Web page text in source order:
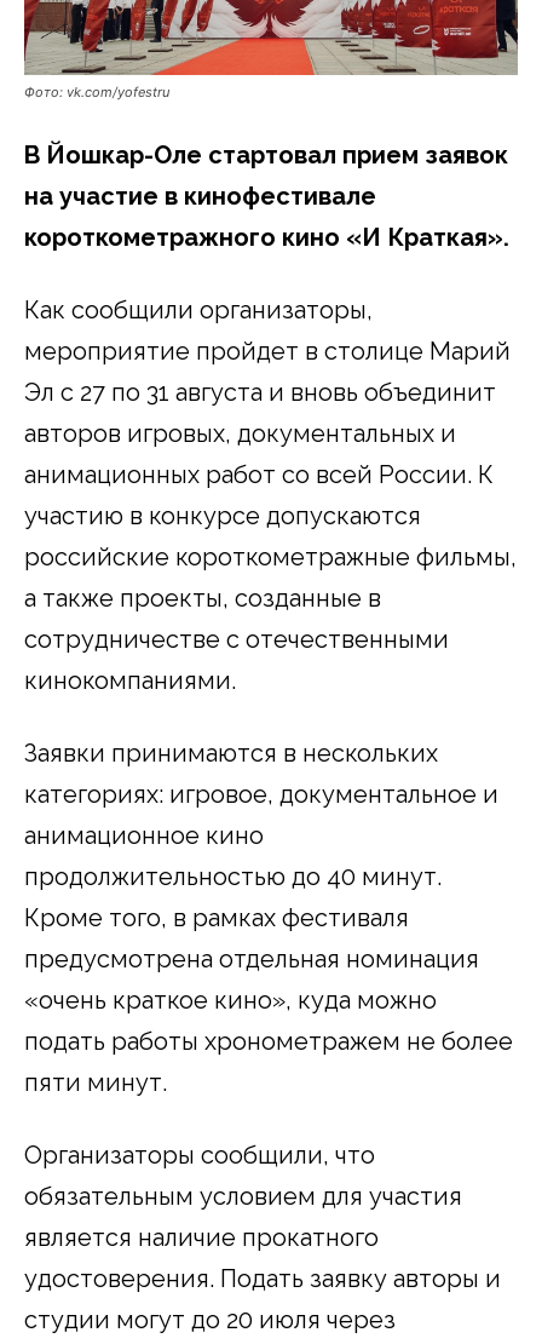
Фото: vk.com/yofestru
В Йошкар-Оле стартовал прием заявок
на участие в кинофестивале
короткометражного кино «И Краткая».
Как сообщили организаторы,
мероприятие пройдет в столице Марий
Эл с 27 по 31 августа и вновь объединит
авторов игровых, документальных и
анимационных работ со всей России. К
участию в конкурсе допускаются
российские короткометражные фильмы,
а также проекты, созданные в
сотрудничестве с отечественными
кинокомпаниями.
Заявки принимаются в нескольких
категориях: игровое, документальное и
анимационное кино
продолжительностью до 40 минут.
Кроме того, в рамках фестиваля
предусмотрена отдельная номинация
«очень краткое кино», куда можно
подать работы хронометражем не более
пяти минут.
Организаторы сообщили, что
обязательным условием для участия
является наличие прокатного
удостоверения. Подать заявку авторы и
студии могут до 20 июля через